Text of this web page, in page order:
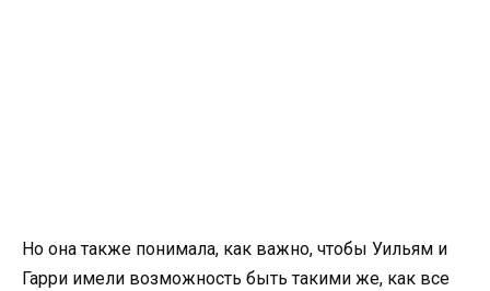
Но она также понимала, как важно, чтобы Уильям и
Гарри имели возможность быть такими же, как все